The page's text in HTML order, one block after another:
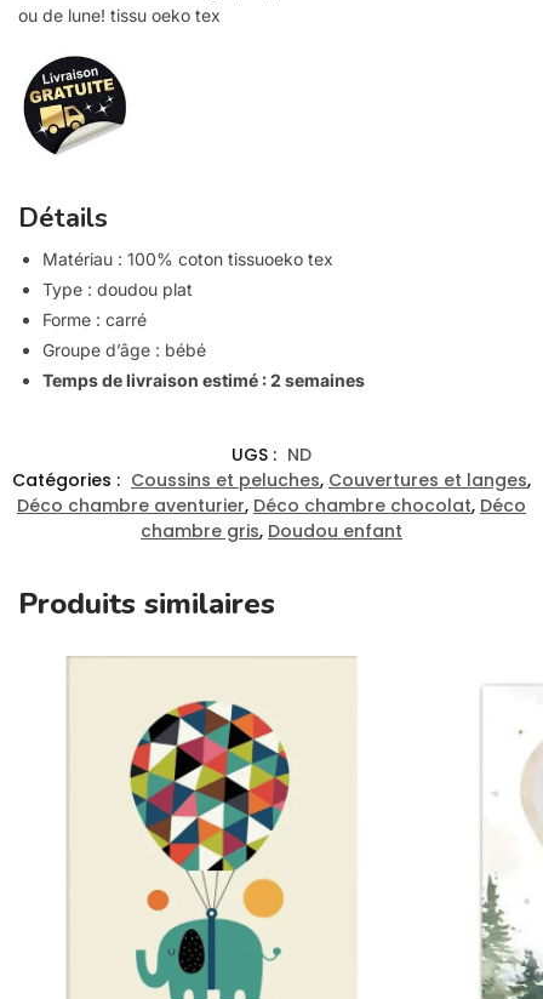
ou de lune! tissu oeko tex
Détails
Matériau : 100% coton tissuoeko tex
Type : doudou plat
Forme : carré
Groupe d’âge : bébé
Temps de livraison estimé : 2 semaines
UGS : ND
Catégories : Coussins et peluches, Couvertures et langes,
Déco chambre aventurier, Déco chambre chocolat, Déco
chambre gris, Doudou enfant
Produits similaires